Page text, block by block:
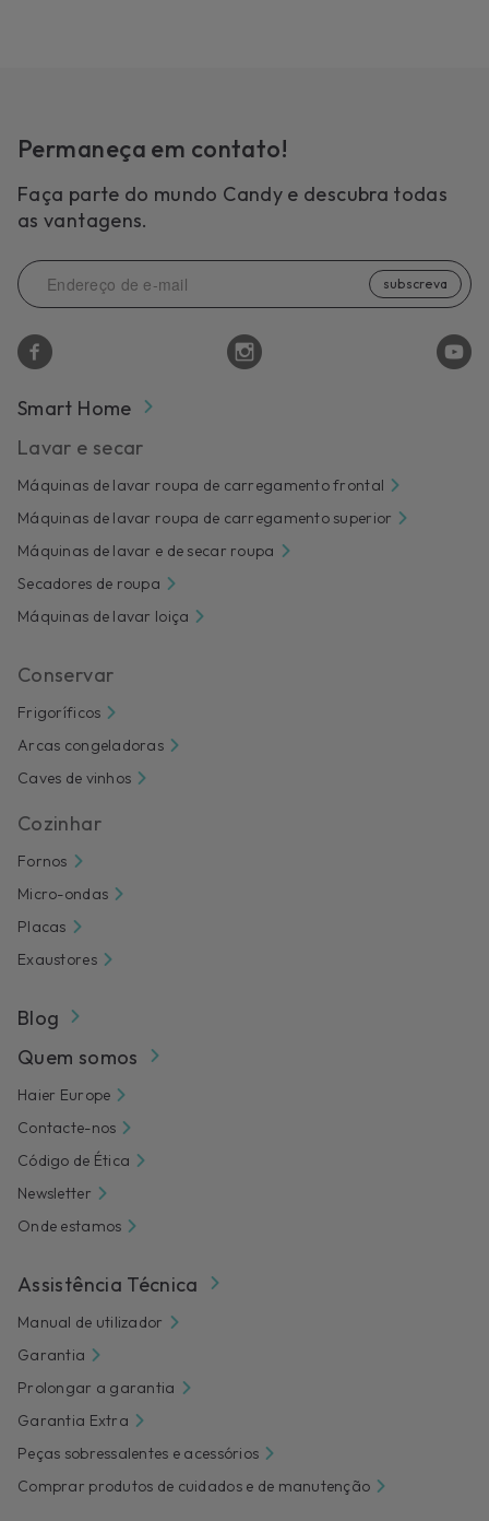
Permaneça em contato!
Faça parte do mundo Candy e descubra todas
as vantagens.
subscreva
Smart Home
Lavar e secar
Máquinas de lavar roupa de carregamento frontal
Máquinas de lavar roupa de carregamento superior
Máquinas de lavar e de secar roupa
Secadores de roupa
Máquinas de lavar loiça
Conservar
Frigoríficos
Arcas congeladoras
Caves de vinhos
Cozinhar
Fornos
Micro-ondas
Placas
Exaustores
Blog
Quem somos
Haier Europe
Contacte-nos
Código de Ética
Newsletter
Onde estamos
Assistência Técnica
Manual de utilizador
Garantia
Prolongar a garantia
Garantia Extra
Peças sobressalentes e acessórios
Comprar produtos de cuidados e de manutenção